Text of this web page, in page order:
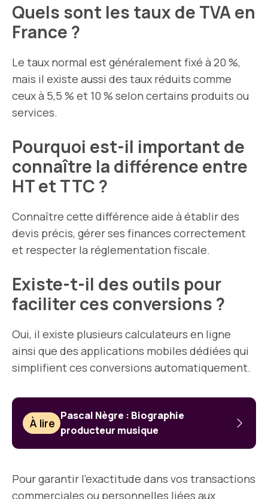
Quels sont les taux de TVA en
France ?
Le taux normal est généralement fixé à 20 %,
mais il existe aussi des taux réduits comme
ceux à 5,5 % et 10 % selon certains produits ou
services.
Pourquoi est-il important de
connaître la différence entre
HT et TTC ?
Connaître cette différence aide à établir des
devis précis, gérer ses finances correctement
et respecter la réglementation fiscale.
Existe-t-il des outils pour
faciliter ces conversions ?
Oui, il existe plusieurs calculateurs en ligne
ainsi que des applications mobiles dédiées qui
simplifient ces conversions automatiquement.
À lire
Pascal Nègre : Biographie
producteur musique
Pour garantir l’exactitude dans vos transactions
commerciales ou personnelles liées aux